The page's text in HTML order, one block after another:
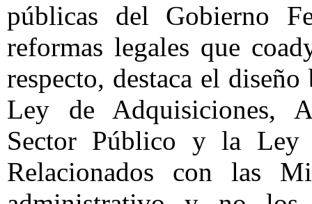
públicas del Gobierno
reformas legales que
respecto, destaca el
Ley de Adquisiciones,
Sector Público y la Ley
Relacionados con las